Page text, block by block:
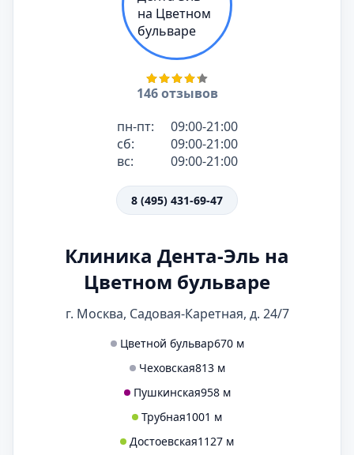
146 отзывов
пн-пт:
09:00-21:00
сб:
09:00-21:00
вс:
09:00-21:00
8 (495) 431-69-47
Клиника Дента-Эль на
Цветном бульваре
г. Москва, Садовая-Каретная, д. 24/7
Цветной бульвар670 м
Чеховская813 м
Пушкинская958 м
Трубная1001 м
Достоевская1127 м